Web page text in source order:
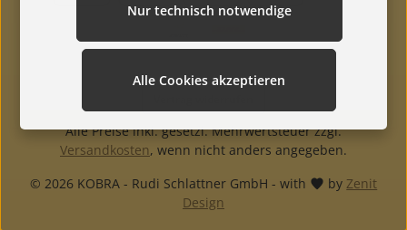
© 2026 KOBRA - Rudi Schlattner GmbH - with byZenit
Design
Alle Preise inkl. gesetzl. Mehrwertsteuer zzgl.
Versandkosten, wenn nicht anders angegeben.
Nur technisch notwendige
Alle Cookies akzeptieren